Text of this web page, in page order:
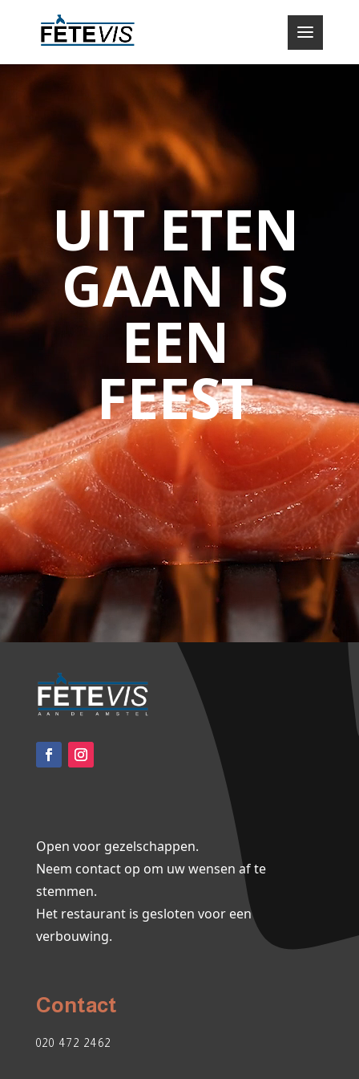
Videospeler
UIT ETEN
GAAN IS
EEN
FEEST
Open voor gezelschappen.
Neem contact op om uw wensen af te
stemmen.
Het restaurant is gesloten voor een
verbouwing.
Contact
020 472 2462